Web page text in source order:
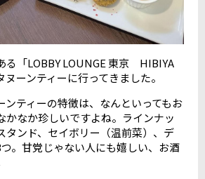
る「LOBBY LOUNGE 東京 HIBIYA
ーンティーに行ってきました。
ンティーの特徴は、なんといってもお
かなか珍しいですよね。ラインナッ
タンド、セイボリー（温前菜）、デ
。甘党じゃない人にも嬉しい、お酒